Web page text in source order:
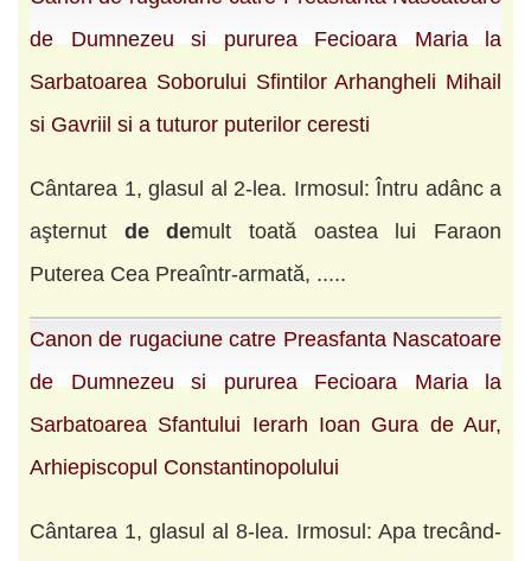
de Dumnezeu si pururea Fecioara Maria la
Sarbatoarea Soborului Sfintilor Arhangheli Mihail
si Gavriil si a tuturor puterilor ceresti
Cântarea 1, glasul al 2-lea. Irmosul: Întru adânc a
aşternut de demult toată oastea lui Faraon
Puterea Cea Preaîntr-armată, .....
Canon de rugaciune catre Preasfanta Nascatoare
de Dumnezeu si pururea Fecioara Maria la
Sarbatoarea Sfantului Ierarh Ioan Gura de Aur,
Arhiepiscopul Constantinopolului
Cântarea 1, glasul al 8-lea. Irmosul: Apa trecând-